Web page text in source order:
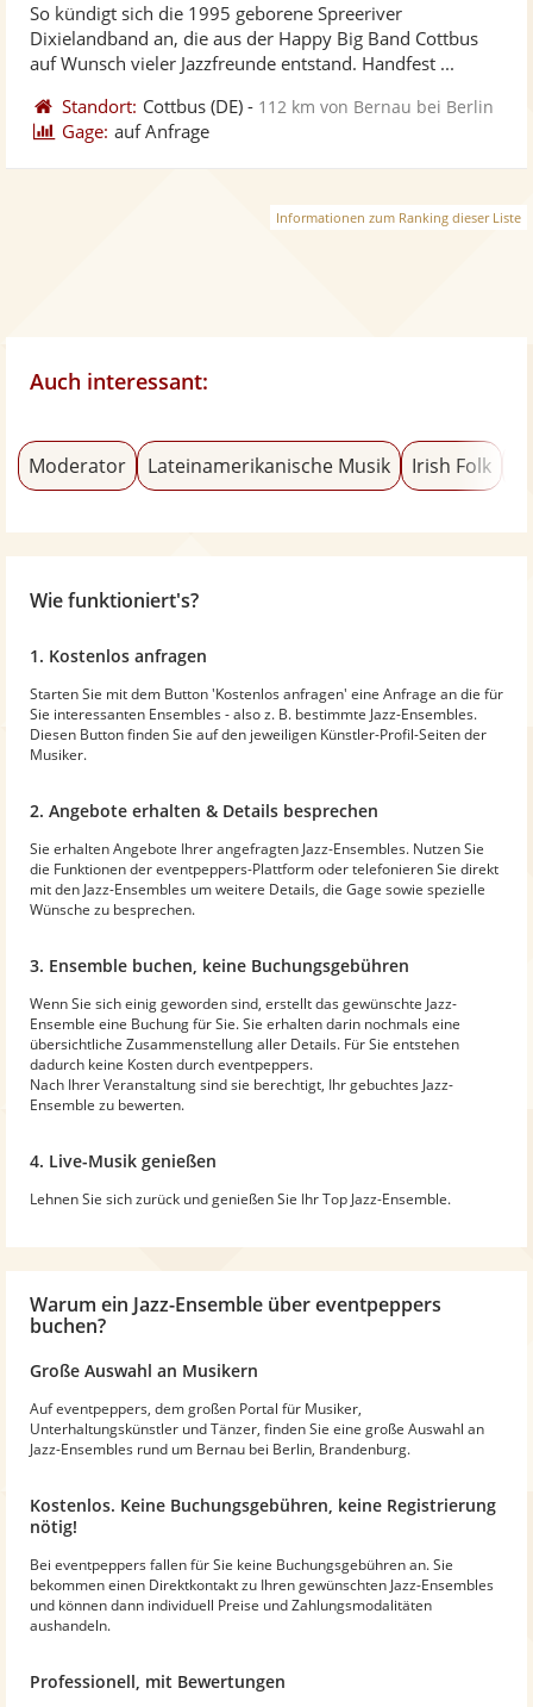
So kündigt sich die 1995 geborene Spreeriver
Dixielandband an, die aus der Happy Big Band Cottbus
auf Wunsch vieler Jazzfreunde entstand. Handfest ...
Standort: Cottbus (DE) - 112 km von Bernau bei Berlin
Gage: auf Anfrage
Informationen zum Ranking dieser Liste
Auch interessant:
Moderator Lateinamerikanische Musik Irish Folk
Wie funktioniert's?
1. Kostenlos anfragen
Starten Sie mit dem Button 'Kostenlos anfragen' eine Anfrage an die für
Sie interessanten Ensembles - also z. B. bestimmte Jazz-Ensembles.
Diesen Button finden Sie auf den jeweiligen Künstler-Profil-Seiten der
Musiker.
2. Angebote erhalten & Details besprechen
Sie erhalten Angebote Ihrer angefragten Jazz-Ensembles. Nutzen Sie
die Funktionen der eventpeppers-Plattform oder telefonieren Sie direkt
mit den Jazz-Ensembles um weitere Details, die Gage sowie spezielle
Wünsche zu besprechen.
3. Ensemble buchen, keine Buchungsgebühren
Wenn Sie sich einig geworden sind, erstellt das gewünschte Jazz-
Ensemble eine Buchung für Sie. Sie erhalten darin nochmals eine
übersichtliche Zusammenstellung aller Details. Für Sie entstehen
dadurch keine Kosten durch eventpeppers.
Nach Ihrer Veranstaltung sind sie berechtigt, Ihr gebuchtes Jazz-
Ensemble zu bewerten.
4. Live-Musik genießen
Lehnen Sie sich zurück und genießen Sie Ihr Top Jazz-Ensemble.
Warum ein Jazz-Ensemble über eventpeppers
buchen?
Große Auswahl an Musikern
Auf eventpeppers, dem großen Portal für Musiker,
Unterhaltungskünstler und Tänzer, finden Sie eine große Auswahl an
Jazz-Ensembles rund um Bernau bei Berlin, Brandenburg.
Kostenlos. Keine Buchungsgebühren, keine Registrierung
nötig!
Bei eventpeppers fallen für Sie keine Buchungsgebühren an. Sie
bekommen einen Direktkontakt zu Ihren gewünschten Jazz-Ensembles
und können dann individuell Preise und Zahlungsmodalitäten
aushandeln.
Professionell, mit Bewertungen